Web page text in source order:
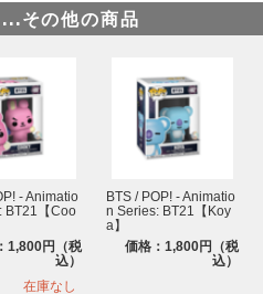
その他の商品
- Animatio
BT21【Coo
1,800円（税
込）
在庫なし
BTS / POP! - Animatio
n Series: BT21【Koy
a】
価格：1,800円（税
込）